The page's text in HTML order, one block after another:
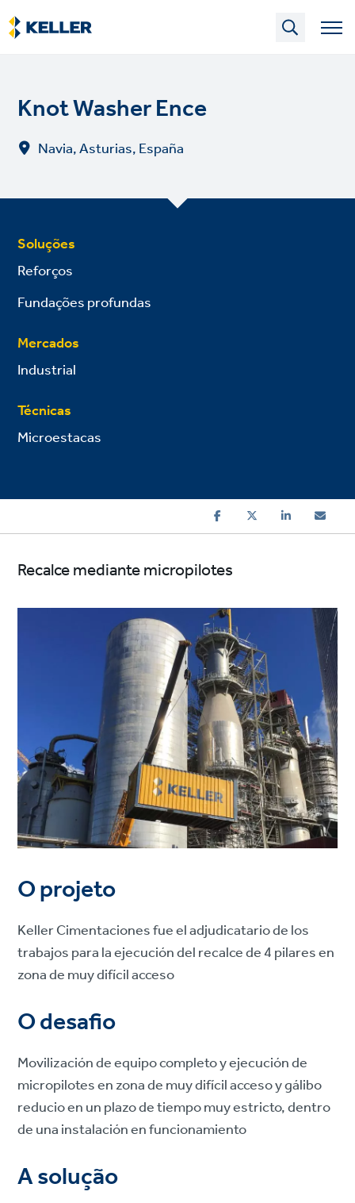
Skip
to
main
Knot Washer Ence
Navia, Asturias, España
Soluções
Reforços
Fundações profundas
Mercados
Industrial
Técnicas
Microestacas
Recalce mediante micropilotes
O projeto
Keller Cimentaciones fue el adjudicatario de los
trabajos para la ejecución del recalce de 4 pilares en
zona de muy difícil acceso
O desafio
Movilización de equipo completo y ejecución de
micropilotes en zona de muy difícil acceso y gálibo
reducio en un plazo de tiempo muy estricto, dentro
de una instalación en funcionamiento
A solução